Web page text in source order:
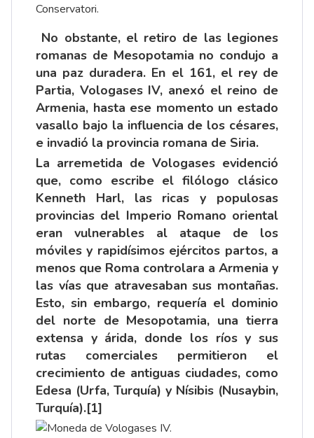
Conservatori.
No obstante, el retiro de las legiones
romanas de Mesopotamia no condujo a
una paz duradera. En el 161, el rey de
Partia, Vologases IV, anexó el reino de
Armenia, hasta ese momento un estado
vasallo bajo la influencia de los césares,
e invadió la provincia romana de Siria.
La arremetida de Vologases evidenció
que, como escribe el filólogo clásico
Kenneth Harl, las ricas y populosas
provincias del Imperio Romano oriental
eran vulnerables al ataque de los
móviles y rapidísimos ejércitos partos, a
menos que Roma controlara a Armenia y
las vías que atravesaban sus montañas.
Esto, sin embargo, requería el dominio
del norte de Mesopotamia, una tierra
extensa y árida, donde los ríos y sus
rutas comerciales permitieron el
crecimiento de antiguas ciudades, como
Edesa (Urfa, Turquía) y Nísibis (Nusaybin,
Turquía).[1]